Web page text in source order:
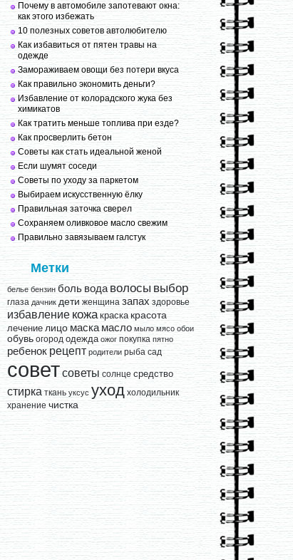
Почему в автомобиле запотевают окна:
как этого избежать
10 полезных советов автолюбителю
Как избавиться от пятен травы на
одежде
Замораживаем овощи без потери вкуса
Как правильно экономить деньги?
Избавление от колорадского жука без
химикатов
Как тратить меньше топлива при езде?
Как просверлить бетон
Советы как стать идеальной женой
Если шумят соседи
Советы по уходу за паркетом
Выбираем искусственную ёлку
Правильная заточка сверел
Сохраняем оливковое масло свежим
Правильно завязываем галстук
Метки
белье бензин боль вода волосы выбор
глаза дачник дети женщина запах здоровье
избавление кожа краска красота
лечение лицо маска масло мыло мясо обои
обувь огород одежда ожог покупка пятно
ребенок рецепт родители рыба сад
советсоветы солнце средство
стирка ткань уксус уход холодильник
хранение чистка